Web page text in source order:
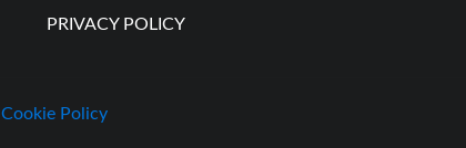
PRIVACY POLICY
Cookie Policy